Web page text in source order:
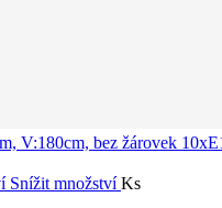
V:180cm, bez žárovek
Snížit množstvíKs